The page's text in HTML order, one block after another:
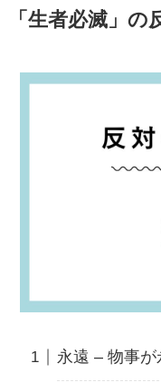
「生者必滅」
永遠 – 物事が